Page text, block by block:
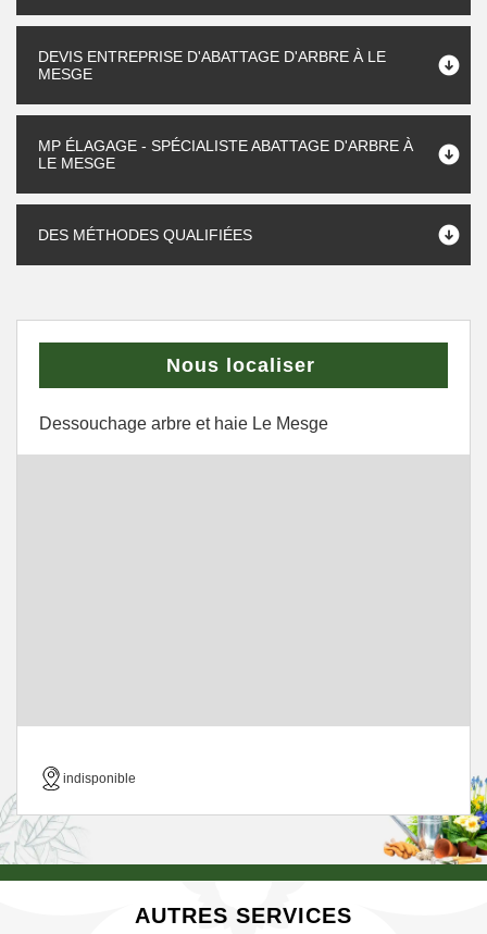
DEVIS ENTREPRISE D'ABATTAGE D'ARBRE À LE
MESGE
MP ÉLAGAGE - SPÉCIALISTE ABATTAGE D'ARBRE À
LE MESGE
DES MÉTHODES QUALIFIÉES
Nous localiser
Dessouchage arbre et haie Le Mesge
indisponible
AUTRES SERVICES